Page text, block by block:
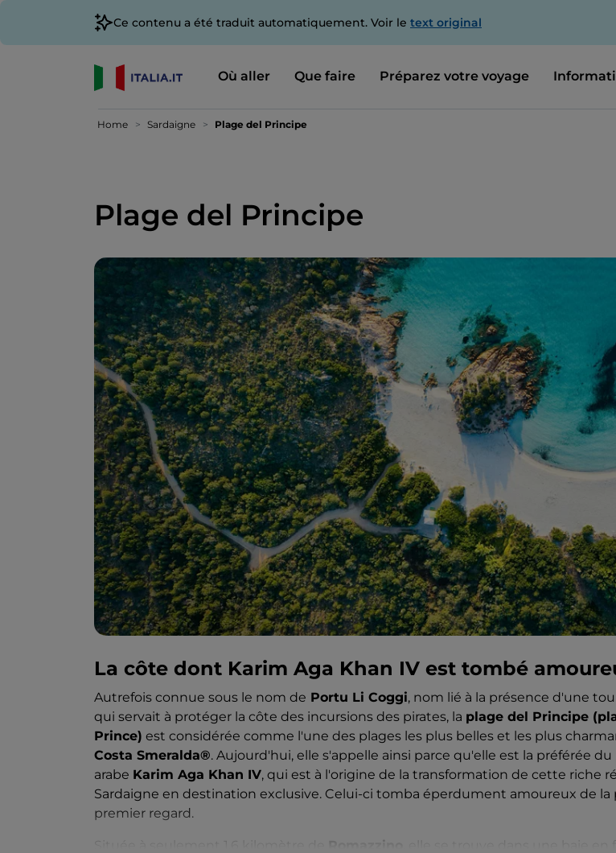
Ce contenu a été traduit automatiquement. Voir le text original
Où aller Que faire Préparez votre voyage
Home Sardaigne Plage del Principe
Plage del Principe
La côte dont Karim Aga Khan IV est tombé
Autrefois connue sous le nom de Portu Li Coggi, nom lié à la présence d'une
qui servait à protéger la côte des incursions des pirates, la plage del Principe
Prince) est considérée comme l'une des plages les plus belles et les plus
Costa Smeralda®. Aujourd'hui, elle s'appelle ainsi parce qu'elle est la préférée du
arabe Karim Aga Khan IV, qui est à l'origine de la transformation de cette riche
Sardaigne en destination exclusive. Celui-ci tomba éperdument amoureux de la
premier regard.
Romazzino